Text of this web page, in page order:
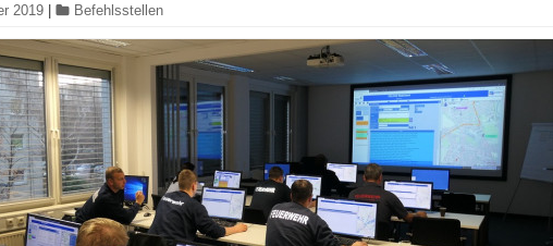
2019 | Befehlsstellen